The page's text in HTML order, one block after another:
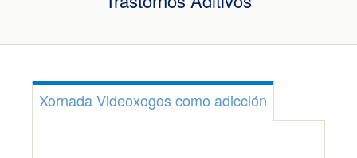
Xornada Videoxogos como adicción